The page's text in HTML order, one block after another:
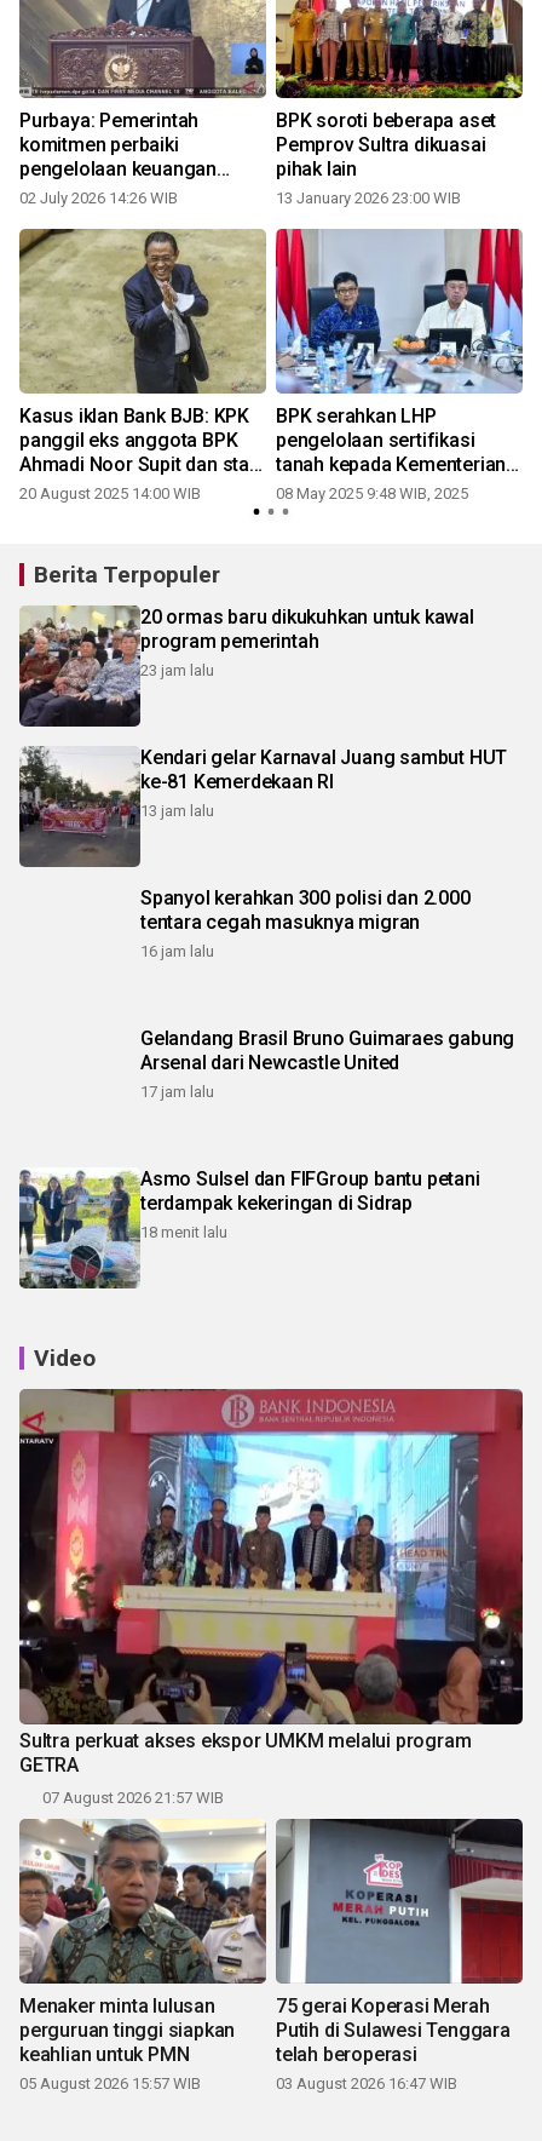
Purbaya: Pemerintah
komitmen perbaiki
pengelolaan keuangan
negara
02 July 2026 14:26 WIB
BPK soroti beberapa aset
Pemprov Sultra dikuasai
pihak lain
13 January 2026 23:00 WIB
Kasus iklan Bank BJB: KPK
panggil eks anggota BPK
Ahmadi Noor Supit dan staf
ahli
20 August 2025 14:00 WIB
BPK serahkan LHP
pengelolaan sertifikasi
tanah kepada Kementerian
ATR/BPN
08 May 2025 9:48 WIB, 2025
Berita Terpopuler
20 ormas baru dikukuhkan untuk kawal
program pemerintah
23 jam lalu
Kendari gelar Karnaval Juang sambut HUT
ke-81 Kemerdekaan RI
13 jam lalu
Spanyol kerahkan 300 polisi dan 2.000
tentara cegah masuknya migran
16 jam lalu
Gelandang Brasil Bruno Guimaraes gabung
Arsenal dari Newcastle United
17 jam lalu
Asmo Sulsel dan FIFGroup bantu petani
terdampak kekeringan di Sidrap
18 menit lalu
Video
Sultra perkuat akses ekspor UMKM melalui program
GETRA
07 August 2026 21:57 WIB
Menaker minta lulusan
perguruan tinggi siapkan
keahlian untuk PMN
05 August 2026 15:57 WIB
75 gerai Koperasi Merah
Putih di Sulawesi Tenggara
telah beroperasi
03 August 2026 16:47 WIB